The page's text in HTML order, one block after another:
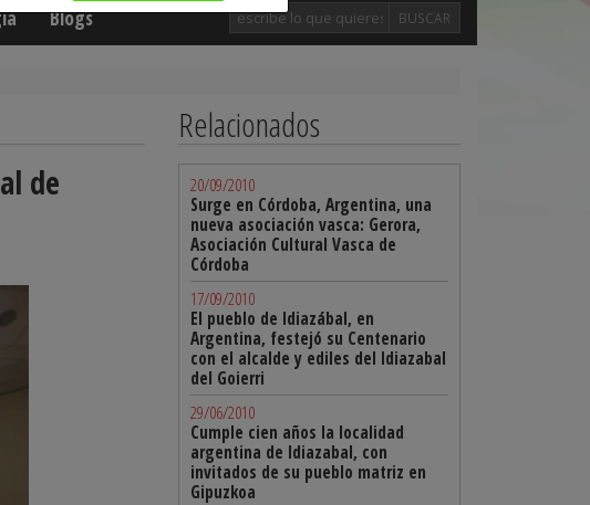
Blogs BUSCAR
de
Relacionados
20/09/2010
Surge en Córdoba, Argentina, una
nueva asociación vasca: Gerora,
Asociación Cultural Vasca de
Córdoba
17/09/2010
El pueblo de Idiazábal, en
Argentina, festejó su Centenario
con el alcalde y ediles del Idiazabal
del Goierri
29/06/2010
Cumple cien años la localidad
argentina de Idiazabal, con
invitados de su pueblo matriz en
Gipuzkoa